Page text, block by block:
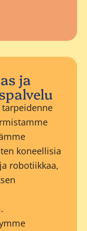
ja
koneellisia
robotiikkaa,